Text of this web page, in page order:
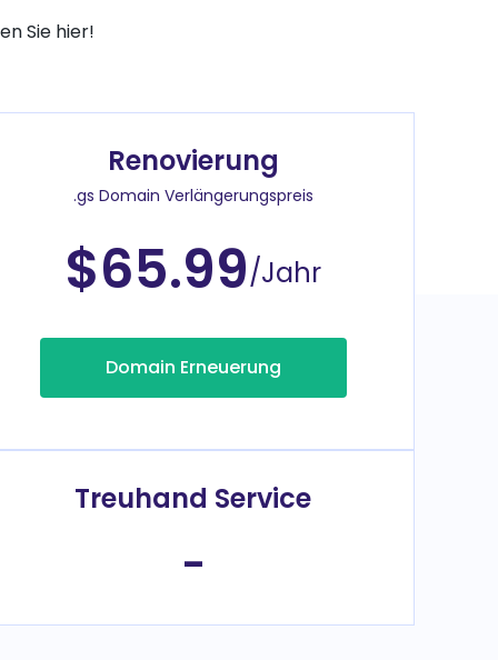
Sie hier!
Renovierung
.gs Domain Verlängerungspreis
$65.99/Jahr
Domain Erneuerung
Treuhand Service
-